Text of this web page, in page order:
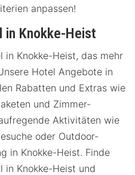
anpassen!
in Knokke-Heist
in Knokke-Heist, das mehr
Hotel Angebote in
Rabatten und Extras wie
und Zimmer-
Aktivitäten wie
oder Outdoor-
in Knokke-Heist. Finde
in Knokke-Heist und